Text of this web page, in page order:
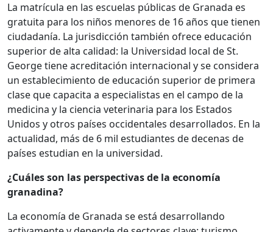
La matrícula en las escuelas públicas de Granada es
gratuita para los niños menores de 16 años que tienen
ciudadanía. La jurisdicción también ofrece educación
superior de alta calidad: la Universidad local de St.
George tiene acreditación internacional y se considera
un establecimiento de educación superior de primera
clase que capacita a especialistas en el campo de la
medicina y la ciencia veterinaria para los Estados
Unidos y otros países occidentales desarrollados. En la
actualidad, más de 6 mil estudiantes de decenas de
países estudian en la universidad.
¿Cuáles son las perspectivas de la economía
granadina?
La economía de Granada se está desarrollando